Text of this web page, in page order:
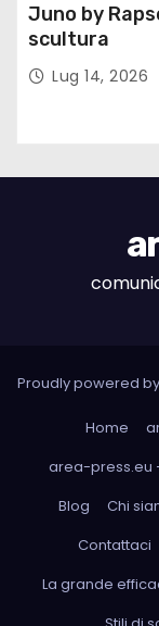
Juno by
scultura
Lug 14, 2026
Proudly powered
Home
area-press.eu
Blog
Chi
Contattaci
La grande